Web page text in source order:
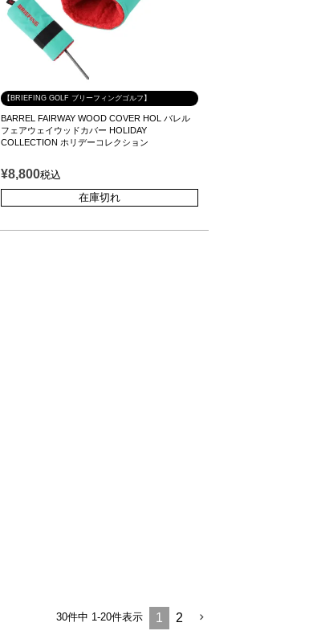
【BRIEFING GOLF ブリーフィングゴルフ】
BARREL FAIRWAY WOOD COVER HOL バレル
フェアウェイウッドカバー HOLIDAY
COLLECTION ホリデーコレクション
¥8,800税込
在庫切れ
30件中 1-20件表示 1 2